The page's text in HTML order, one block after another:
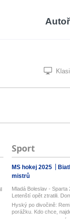
Sport
MS hokej 2025
mistrů
Mladá Boleslav - Sparta
Letenští opět ztratili.
Hyský po divočině:
porážku. Kdo chce,